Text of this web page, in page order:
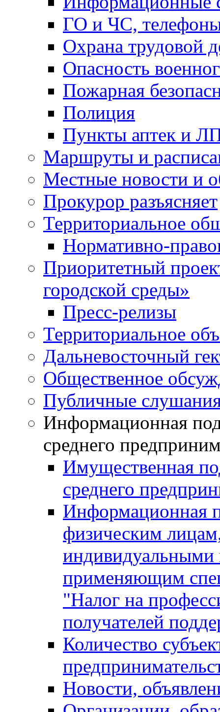
ГО и ЧС,
Охрана трудовой
Опасность
Пожарная
Полиция
Пункты аптек и
Маршруты и
Местные новости и
Прокурор разъясняет
Территориальное
Нормативно-
Приоритетный
городской среды»
Пресс-релизы
Территориальное
Дальневосточный
Общественное
Публичные
Информационная
среднего
Имущественная
среднего
Информационная
физическим
индивидуальными
применяющим
"Налог на
получателей
Количество
Новости,